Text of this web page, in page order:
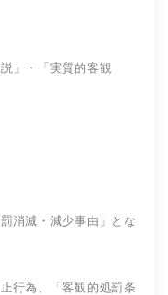
」・「実質的客観
滅・減少事由」とな
為、「客観的処罰条